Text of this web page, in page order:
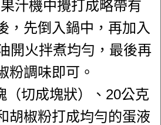
汁機中攪打成略帶有
，先倒入鍋中，再加入
開火拌煮均勻，最後再
粉調味即可。
（切成塊狀）、20公克
胡椒粉打成均勻的蛋液